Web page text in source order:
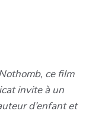
ce film
invite à un
d’enfant et